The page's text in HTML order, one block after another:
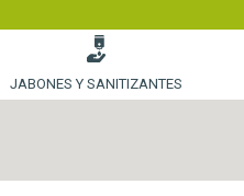
JABONES Y SANITIZANTES